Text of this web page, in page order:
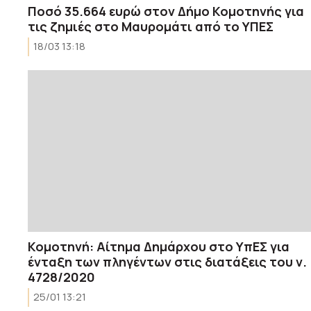
Ποσό 35.664 ευρώ στον Δήμο Κομοτηνής για
τις ζημιές στο Μαυρομάτι από το ΥΠΕΣ
18/03 13:18
Κομοτηνή: Αίτημα Δημάρχου στο ΥπΕΣ για
ένταξη των πληγέντων στις διατάξεις του ν.
4728/2020
25/01 13:21